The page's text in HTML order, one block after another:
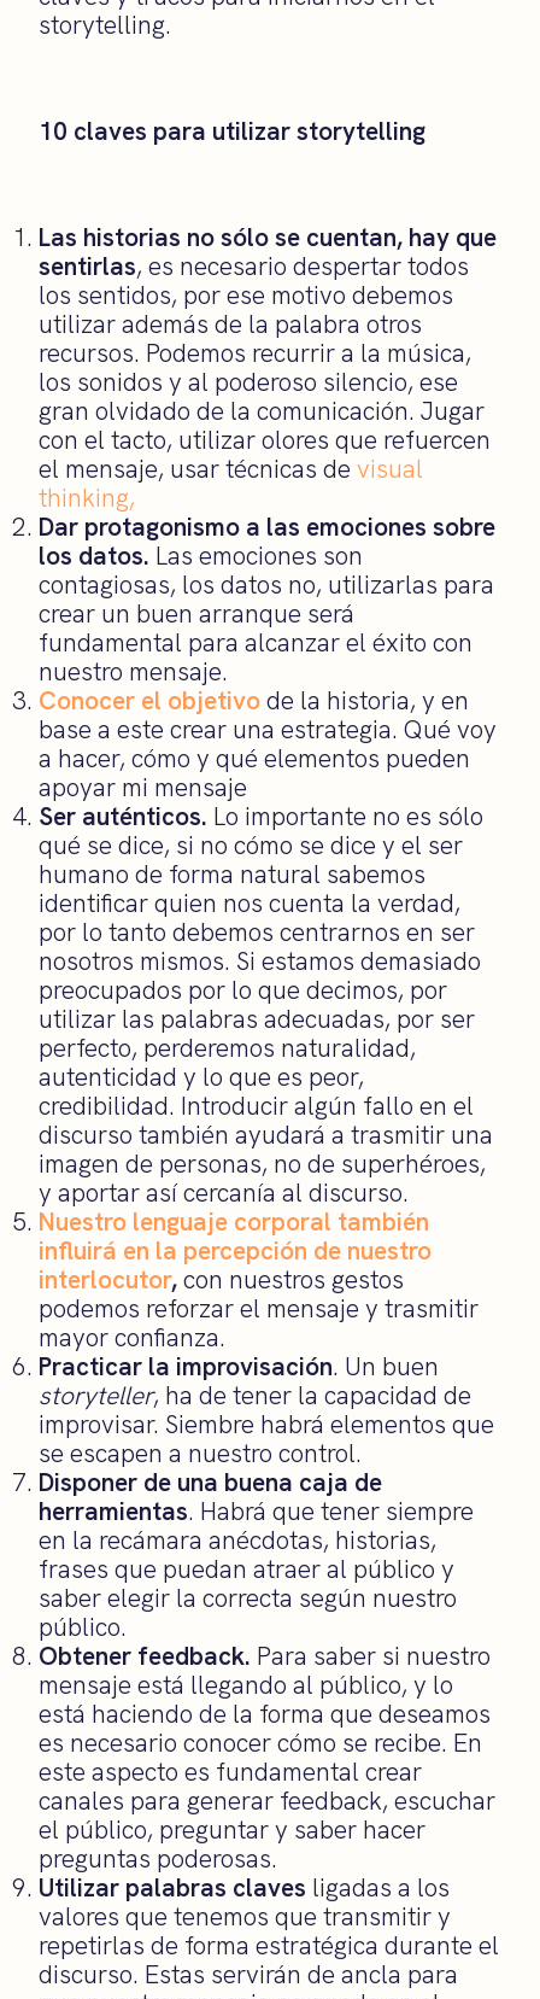
storytelling.
10 claves para utilizar storytelling
Las historias no sólo se cuentan, hay que
sentirlas, es necesario despertar todos
los sentidos, por ese motivo debemos
utilizar además de la palabra otros
recursos. Podemos recurrir a la música,
los sonidos y al poderoso silencio, ese
gran olvidado de la comunicación. Jugar
con el tacto, utilizar olores que refuercen
el mensaje, usar técnicas de visual
thinking,
Dar protagonismo a las emociones sobre
los datos. Las emociones son
contagiosas, los datos no, utilizarlas para
crear un buen arranque será
fundamental para alcanzar el éxito con
nuestro mensaje.
Conocer el objetivode la historia, y en
base a este crear una estrategia. Qué voy
a hacer, cómo y qué elementos pueden
apoyar mi mensaje
Ser auténticos. Lo importante no es sólo
qué se dice, si no cómo se dice y el ser
humano de forma natural sabemos
identificar quien nos cuenta la verdad,
por lo tanto debemos centrarnos en ser
nosotros mismos. Si estamos demasiado
preocupados por lo que decimos, por
utilizar las palabras adecuadas, por ser
perfecto, perderemos naturalidad,
autenticidad y lo que es peor,
credibilidad. Introducir algún fallo en el
discurso también ayudará a trasmitir una
imagen de personas, no de superhéroes,
y aportar así cercanía al discurso.
Nuestro lenguaje corporal también
influirá en la percepción de nuestro
interlocutor,con nuestros gestos
podemos reforzar el mensaje y trasmitir
mayor confianza.
Practicar la improvisación. Un buen
storyteller, ha de tener la capacidad de
improvisar. Siembre habrá elementos que
se escapen a nuestro control.
Disponer de una buena caja de
herramientas. Habrá que tener siempre
en la recámara anécdotas, historias,
frases que puedan atraer al público y
saber elegir la correcta según nuestro
público.
Obtener feedback. Para saber si nuestro
mensaje está llegando al público, y lo
está haciendo de la forma que deseamos
es necesario conocer cómo se recibe. En
este aspecto es fundamental crear
canales para generar feedback, escuchar
el público, preguntar y saber hacer
preguntas poderosas.
Utilizar palabras claves ligadas a los
valores que tenemos que transmitir y
repetirlas de forma estratégica durante el
discurso. Estas servirán de ancla para